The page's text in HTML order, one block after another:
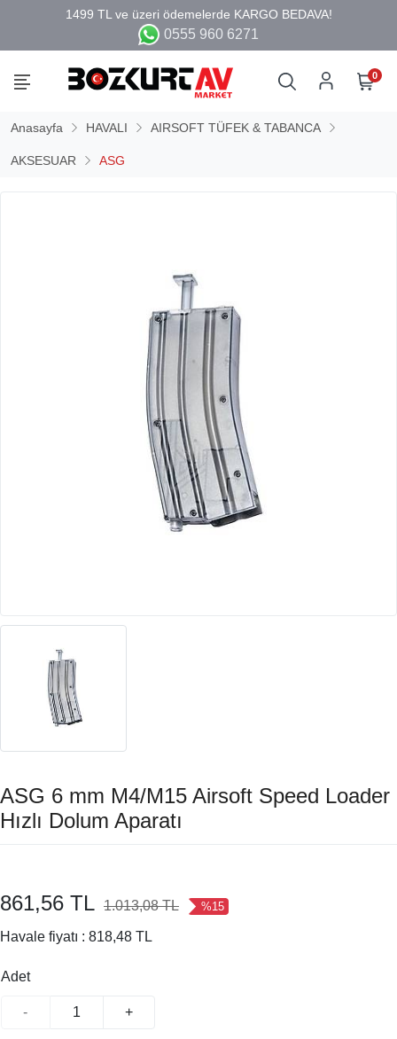
0555 960 6271
0
Anasayfa HAVALI AIRSOFT TÜFEK & TABANCA
AKSESUAR ASG
ASG 6 mm M4/M15 Airsoft Speed Loader
Hızlı Dolum Aparatı
861,56 TL 1.013,08 TL %15
Havale fiyatı : 818,48 TL
Adet
- +